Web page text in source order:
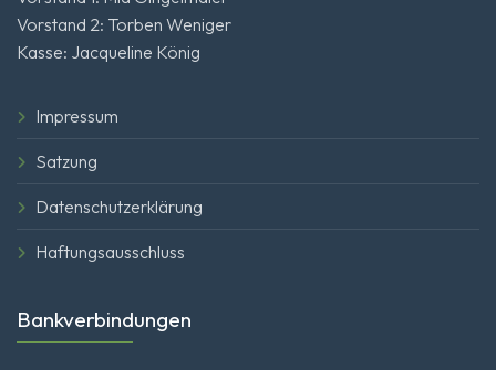
Vorstand 2: Torben Weniger
Kasse: Jacqueline König
Impressum
Satzung
Datenschutzerklärung
Haftungsausschluss
Bankverbindungen